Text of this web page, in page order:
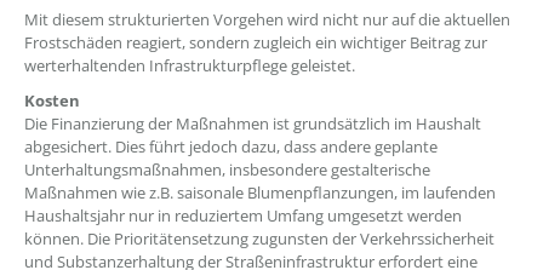
Mit diesem strukturierten Vorgehen wird nicht nur auf die aktuellen
Frostschäden reagiert, sondern zugleich ein wichtiger Beitrag zur
werterhaltenden Infrastrukturpflege geleistet.
Kosten
Die Finanzierung der Maßnahmen ist grundsätzlich im Haushalt
abgesichert. Dies führt jedoch dazu, dass andere geplante
Unterhaltungsmaßnahmen, insbesondere gestalterische
Maßnahmen wie z.B. saisonale Blumenpflanzungen, im laufenden
Haushaltsjahr nur in reduziertem Umfang umgesetzt werden
können. Die Prioritätensetzung zugunsten der Verkehrssicherheit
und Substanzerhaltung der Straßeninfrastruktur erfordert eine